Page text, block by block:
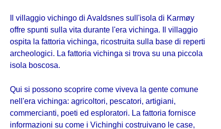
Il villaggio vichingo di Avaldsnes sull'isola di Karmøy
offre spunti sulla vita durante l'era vichinga. Il villaggio
ospita la fattoria vichinga, ricostruita sulla base di reperti
archeologici. La fattoria vichinga si trova su una piccola
isola boscosa.
Qui si possono scoprire come viveva la gente comune
nell'era vichinga: agricoltori, pescatori, artigiani,
commercianti, poeti ed esploratori. La fattoria fornisce
informazioni su come i Vichinghi costruivano le case,